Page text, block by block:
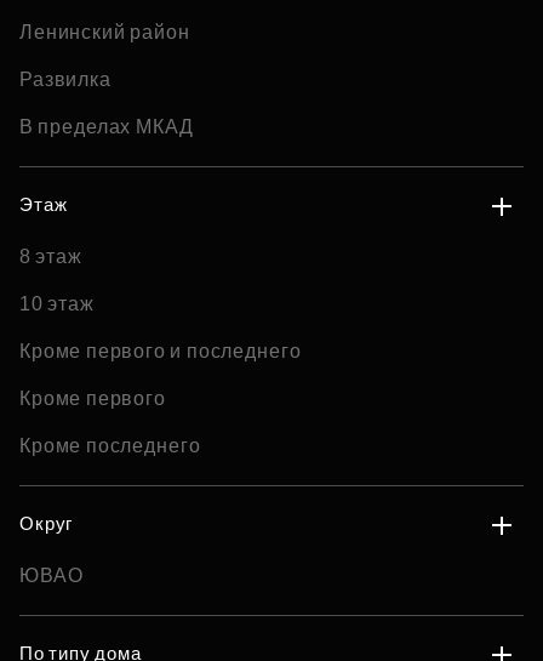
Ленинский район
Развилка
В пределах МКАД
Этаж
8 этаж
10 этаж
Кроме первого и последнего
Кроме первого
Кроме последнего
Округ
ЮВАО
По типу дома